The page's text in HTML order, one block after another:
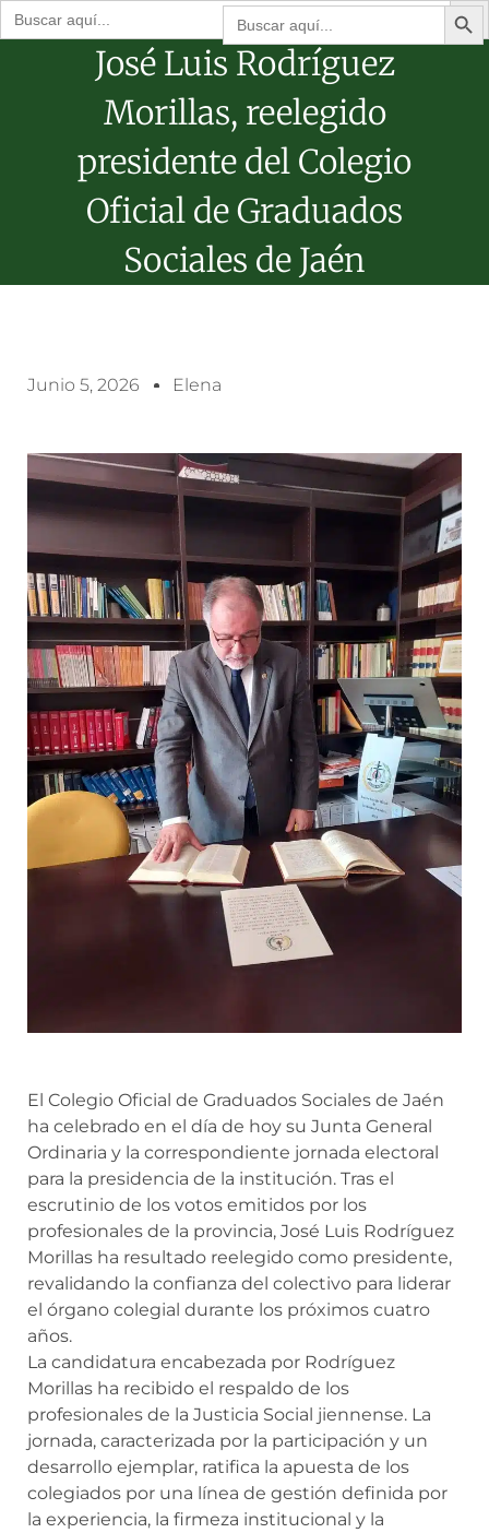
Buscar: Botón de
Buscar:
José Luis Rodríguez
Morillas, reelegido
presidente del Colegio
Oficial de Graduados
Sociales de Jaén
Junio 5, 2026 Elena
El Colegio Oficial de Graduados Sociales de Jaén
ha celebrado en el día de hoy su Junta General
Ordinaria y la correspondiente jornada electoral
para la presidencia de la institución. Tras el
escrutinio de los votos emitidos por los
profesionales de la provincia, José Luis Rodríguez
Morillas ha resultado reelegido como presidente,
revalidando la confianza del colectivo para liderar
el órgano colegial durante los próximos cuatro
años.
La candidatura encabezada por Rodríguez
Morillas ha recibido el respaldo de los
profesionales de la Justicia Social jiennense. La
jornada, caracterizada por la participación y un
desarrollo ejemplar, ratifica la apuesta de los
colegiados por una línea de gestión definida por
la experiencia, la firmeza institucional y la